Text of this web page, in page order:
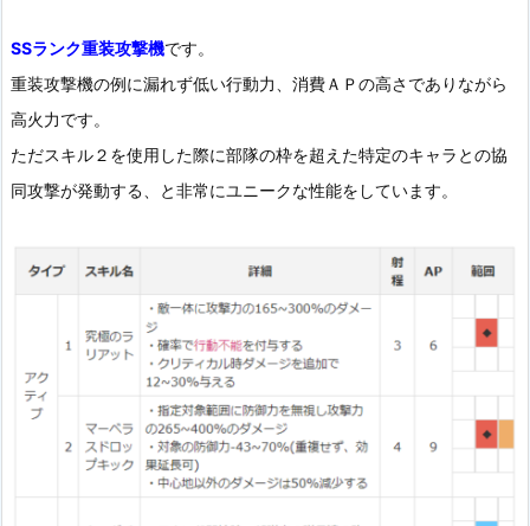
SSランク重装攻撃機です。
重装攻撃機の例に漏れず低い行動力、消費ＡＰの高さでありながら
高火力です。
ただスキル２を使用した際に部隊の枠を超えた特定のキャラとの協
同攻撃が発動する、と非常にユニークな性能をしています。